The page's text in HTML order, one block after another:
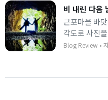
근포마을 바
각도로 사진
주말에는 방
Blog Review •